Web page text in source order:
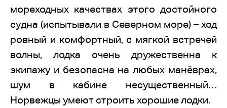
мореходных качествах этого достойного
судна (испытывали в Северном море) – ход
ровный и комфортный, с мягкой встречей
волны, лодка очень дружественна к
экипажу и безопасна на любых манёврах,
шум в кабине несущественный…
Норвежцы умеют строить хорошие лодки.